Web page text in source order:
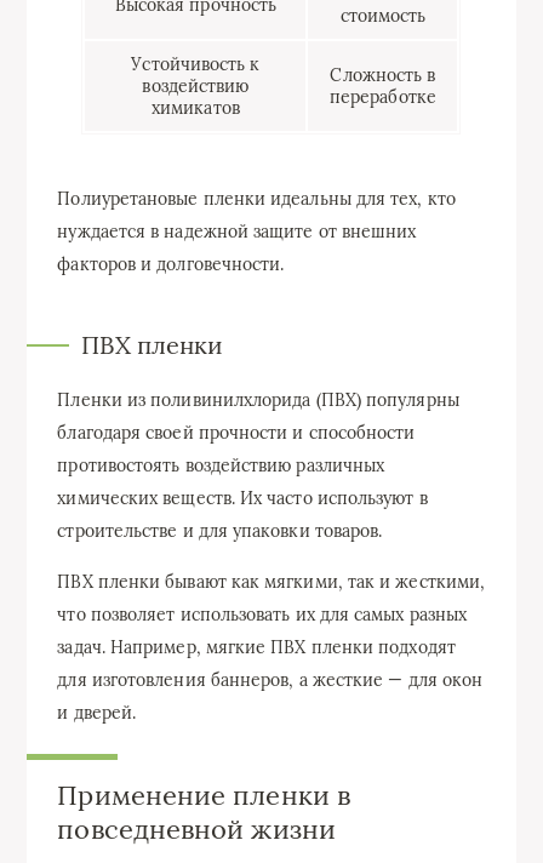
стоимость
Устойчивость к
воздействию
химикатов
Сложность в
переработке
Полиуретановые пленки идеальны для тех, кто
нуждается в надежной защите от внешних
факторов и долговечности.
ПВХ пленки
Пленки из поливинилхлорида (ПВХ) популярны
благодаря своей прочности и способности
противостоять воздействию различных
химических веществ. Их часто используют в
строительстве и для упаковки товаров.
ПВХ пленки бывают как мягкими, так и жесткими,
что позволяет использовать их для самых разных
задач. Например, мягкие ПВХ пленки подходят
для изготовления баннеров, а жесткие — для окон
и дверей.
Применение пленки в
повседневной жизни